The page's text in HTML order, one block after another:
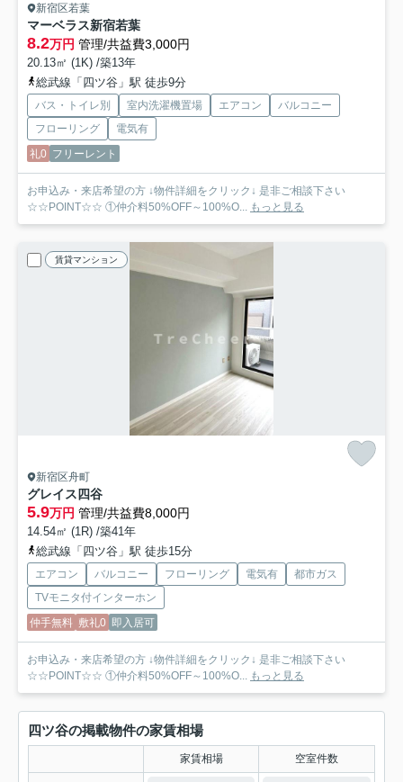
新宿区若葉
マーベラス新宿若葉
8.2万円 管理/共益費3,000円
20.13㎡ (1K) /築13年
総武線「四ツ谷」駅 徒歩9分
バス・トイレ別 室内洗濯機置場 エアコン
バルコニー
フローリング
電気有
礼0 フリーレント
お申込み・来店希望の方 ↓物件詳細をクリック↓ 是非ご相談下さい
☆☆POINT☆☆ ①仲介料50%OFF～100%O... もっと見る
賃貸マンション
新宿区舟町
グレイス四谷
5.9万円 管理/共益費8,000円
14.54㎡ (1R) /築41年
総武線「四ツ谷」駅 徒歩15分
エアコン バルコニー フローリング 電気有
都市ガス
TVモニタ付インターホン
仲手無料 敷礼0 即入居可
お申込み・来店希望の方 ↓物件詳細をクリック↓ 是非ご相談下さい
☆☆POINT☆☆ ①仲介料50%OFF～100%O... もっと見る
四ツ谷の掲載物件の家賃相場
家賃相場 空室件数